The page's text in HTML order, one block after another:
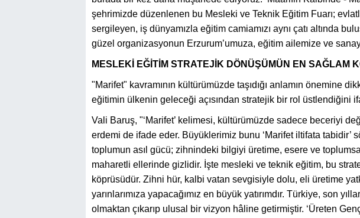
şehrimizde düzenlenen bu Mesleki ve Teknik Eğitim Fuarı;
sergileyen, iş dünyamızla eğitim camiamızı aynı çatı altında
güzel organizasyonun Erzurum’umuza, eğitim ailemize ve
MESLEKİ EĞİTİM STRATEJİK DÖNÜŞÜMÜN EN SAĞLAM
"Marifet" kavramının kültürümüzde taşıdığı anlamın önemine
eğitimin ülkenin geleceği açısından stratejik bir rol üstlendiğini
Vali Baruş, "‘Marifet’ kelimesi, kültürümüzde sadece beceriyi
erdemi de ifade eder. Büyüklerimiz bunu ‘Marifet iltifata tabidir’
toplumun asıl gücü; zihnindeki bilgiyi üretime, esere ve
maharetli ellerinde gizlidir. İşte mesleki ve teknik eğitim, bu
köprüsüdür. Zihni hür, kalbi vatan sevgisiyle dolu, eli üretime
yarınlarımıza yapacağımız en büyük yatırımdır. Türkiye, son
olmaktan çıkarıp ulusal bir vizyon hâline getirmiştir. ‘Üreten